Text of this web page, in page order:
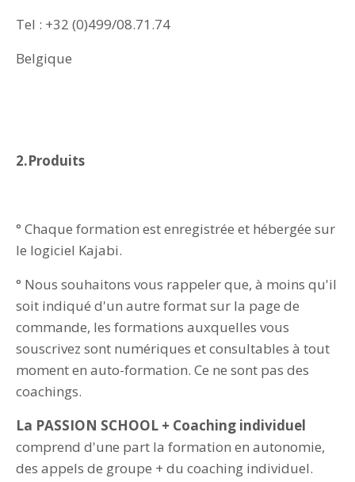
Tel : +32 (0)499/08.71.74
Belgique
2.Produits
° Chaque formation est enregistrée et hébergée sur
le logiciel Kajabi.
° Nous souhaitons vous rappeler que, à moins qu'il
soit indiqué d'un autre format sur la page de
commande, les formations auxquelles vous
souscrivez sont numériques et consultables à tout
moment en auto-formation. Ce ne sont pas des
coachings.
La PASSION SCHOOL + Coaching individuel
comprend d'une part la formation en autonomie,
des appels de groupe + du coaching individuel.